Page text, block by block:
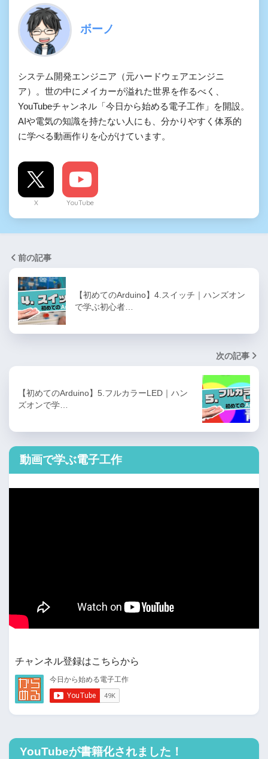
ボーノ
システム開発エンジニア（元ハードウェアエンジニ
ア）。世の中にメイカーが溢れた世界を作るべく、
YouTubeチャンネル「今日から始める電子工作」を開設。
AIや電気の知識を持たない人にも、分かりやすく体系的
に学べる動画作りを心がけています。
X YouTube
前の記事
【初めてのArduino】4.スイッチ｜ハンズオン
で学ぶ初心者…
次の記事
【初めてのArduino】5.フルカラーLED｜ハン
ズオンで学…
動画で学ぶ電子工作
チャンネル登録はこちらから
YouTubeが書籍化されました！